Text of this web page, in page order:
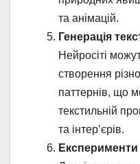
та анімацій.
Генерація
Нейросіті
створення
паттернів, що
текстильній
та інтер’єрів.
Експерименти